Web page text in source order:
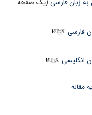
به زبان فارسی (یک صفحه
فارسی
انگلیسی
مقاله